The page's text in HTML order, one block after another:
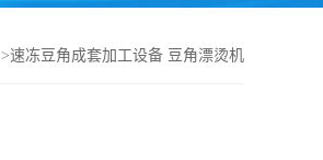
>速冻豆角成套加工设备 豆角漂烫机